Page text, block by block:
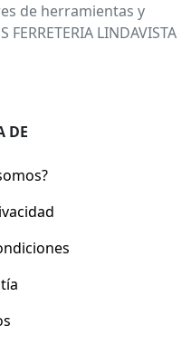
de herramientas y
LINDAVISTA
DE